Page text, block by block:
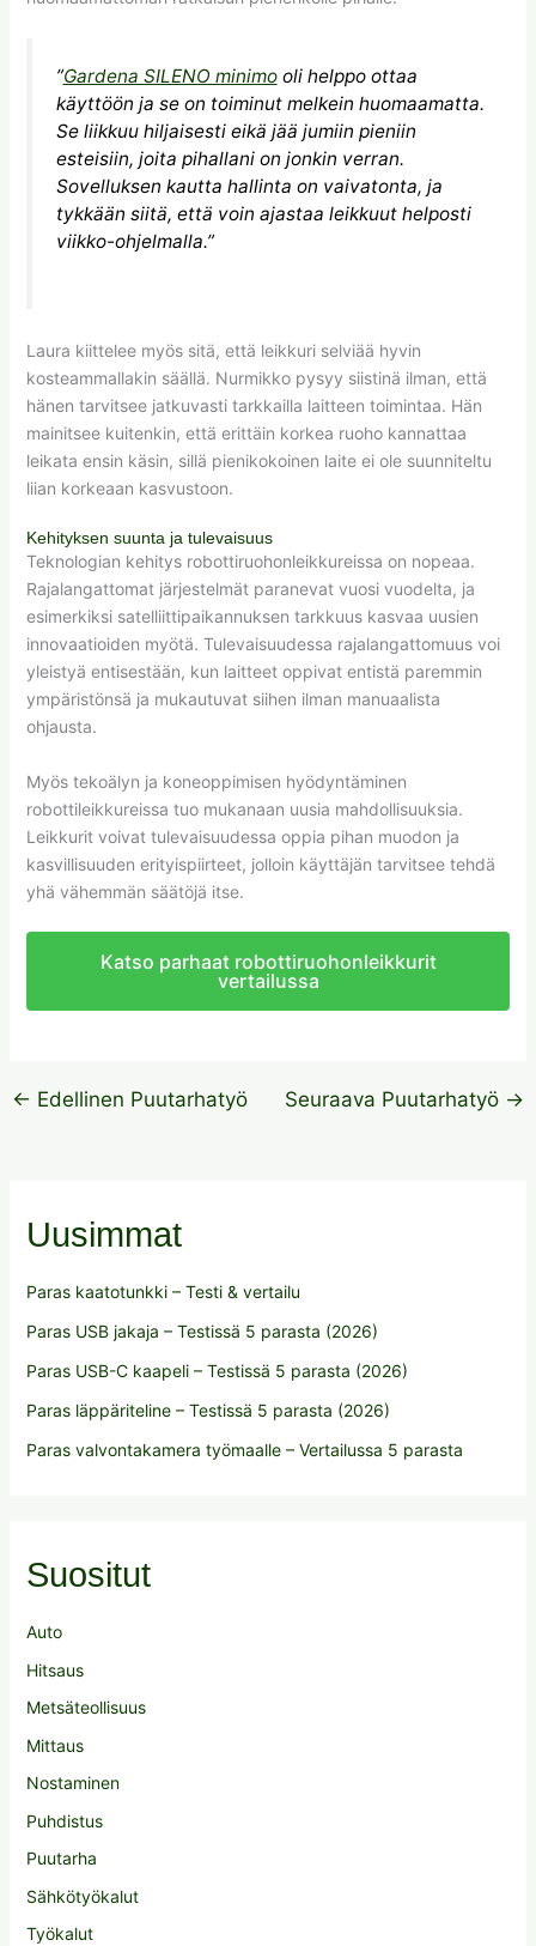
”Gardena SILENO minimooli helppo ottaa
käyttöön ja se on toiminut melkein huomaamatta.
Se liikkuu hiljaisesti eikä jää jumiin pieniin
esteisiin, joita pihallani on jonkin verran.
Sovelluksen kautta hallinta on vaivatonta, ja
tykkään siitä, että voin ajastaa leikkuut helposti
viikko-ohjelmalla.”
Laura kiittelee myös sitä, että leikkuri selviää hyvin
kosteammallakin säällä. Nurmikko pysyy siistinä ilman, että
hänen tarvitsee jatkuvasti tarkkailla laitteen toimintaa. Hän
mainitsee kuitenkin, että erittäin korkea ruoho kannattaa
leikata ensin käsin, sillä pienikokoinen laite ei ole suunniteltu
liian korkeaan kasvustoon.
Kehityksen suunta ja tulevaisuus
Teknologian kehitys robottiruohonleikkureissa on nopeaa.
Rajalangattomat järjestelmät paranevat vuosi vuodelta, ja
esimerkiksi satelliittipaikannuksen tarkkuus kasvaa uusien
innovaatioiden myötä. Tulevaisuudessa rajalangattomuus voi
yleistyä entisestään, kun laitteet oppivat entistä paremmin
ympäristönsä ja mukautuvat siihen ilman manuaalista
ohjausta.
Myös tekoälyn ja koneoppimisen hyödyntäminen
robottileikkureissa tuo mukanaan uusia mahdollisuuksia.
Leikkurit voivat tulevaisuudessa oppia pihan muodon ja
kasvillisuuden erityispiirteet, jolloin käyttäjän tarvitsee tehdä
yhä vähemmän säätöjä itse.
Katso parhaat robottiruohonleikkurit
vertailussa
← Edellinen Puutarhatyö Seuraava Puutarhatyö →
Uusimmat
Paras kaatotunkki – Testi & vertailu
Paras USB jakaja – Testissä 5 parasta (2026)
Paras USB-C kaapeli – Testissä 5 parasta (2026)
Paras läppäriteline – Testissä 5 parasta (2026)
Paras valvontakamera työmaalle – Vertailussa 5 parasta
Suositut
Auto
Hitsaus
Metsäteollisuus
Mittaus
Nostaminen
Puhdistus
Puutarha
Sähkötyökalut
Työkalut